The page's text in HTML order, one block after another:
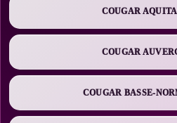
COUGAR
COUGAR
COUGAR BASSE-